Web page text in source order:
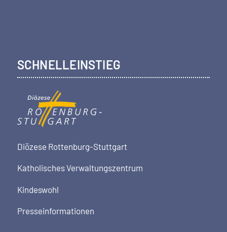
SCHNELLEINSTIEG
Diözese Rottenburg-Stuttgart
Katholisches Verwaltungszentrum
Kindeswohl
Presseinformationen